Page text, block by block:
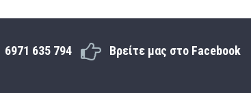
6971 635 794 Βρείτε μας στο Facebook